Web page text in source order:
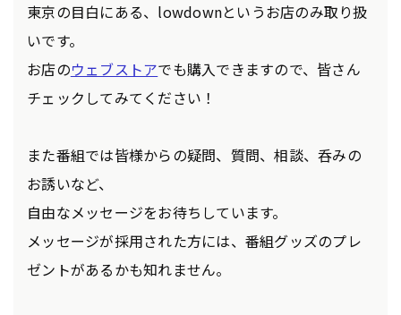
東京の目白にある、lowdownというお店のみ取り扱
いです。
お店のウェブストアでも購入できますので、皆さん
チェックしてみてください！
また番組では皆様からの疑問、質問、相談、呑みの
お誘いなど、
自由なメッセージをお待ちしています。
メッセージが採用された方には、番組グッズのプレ
ゼントがあるかも知れません。